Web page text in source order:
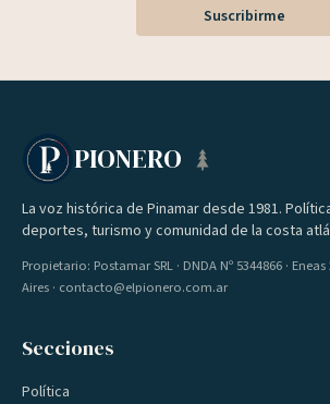
Suscribirme
PIONERO
La voz histórica de Pinamar desde 1981.
deportes, turismo y comunidad de la costa
Propietario: Postamar SRL · DNDA Nº 5344866 ·
Aires · contacto@elpionero.com.ar
Secciones
Política